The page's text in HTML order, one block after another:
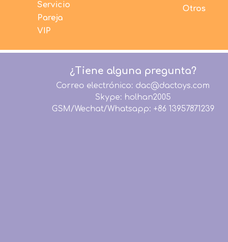
Servicio
Pareja
VIP
Otros
¿Tiene alguna pregunta?
Correo electrónico: dac@dactoys.com
Skype: holhan2005
GSM/Wechat/Whatsapp: +86 13957871239